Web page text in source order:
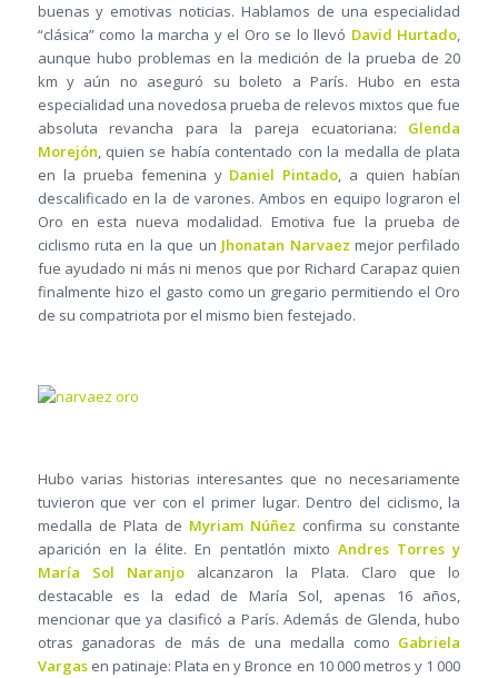
buenas y emotivas noticias. Hablamos de una especialidad
“clásica” como la marcha y el Oro se lo llevó David Hurtado,
aunque hubo problemas en la medición de la prueba de 20
km y aún no aseguró su boleto a París. Hubo en esta
especialidad una novedosa prueba de relevos mixtos que fue
absoluta revancha para la pareja ecuatoriana: Glenda
Morejón, quien se había contentado con la medalla de plata
en la prueba femenina y Daniel Pintado, a quien habían
descalificado en la de varones. Ambos en equipo lograron el
Oro en esta nueva modalidad. Emotiva fue la prueba de
ciclismo ruta en la que un Jhonatan Narvaez mejor perfilado
fue ayudado ni más ni menos que por Richard Carapaz quien
finalmente hizo el gasto como un gregario permitiendo el Oro
de su compatriota por el mismo bien festejado.
Hubo varias historias interesantes que no necesariamente
tuvieron que ver con el primer lugar. Dentro del ciclismo, la
medalla de Plata de Myriam Núñez confirma su constante
aparición en la élite. En pentatlón mixto Andres Torres y
María Sol Naranjo alcanzaron la Plata. Claro que lo
destacable es la edad de María Sol, apenas 16 años,
mencionar que ya clasificó a París. Además de Glenda, hubo
otras ganadoras de más de una medalla como Gabriela
Vargasen patinaje: Plata en y Bronce en 10 000 metros y 1 000